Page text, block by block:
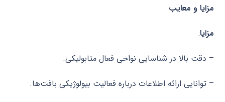
مزایا و معایب
مزایا:
– دقت بالا در شناسایی نواحی فعال متابولیکی.
– توانایی ارائه اطلاعات درباره فعالیت بیولوژیکی بافت‌ها.